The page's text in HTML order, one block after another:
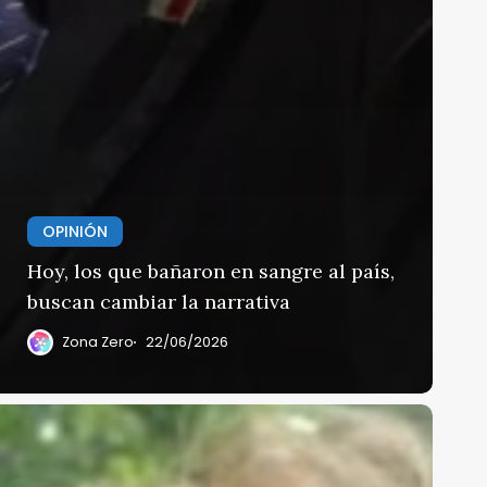
OPINIÓN
Hoy, los que bañaron en sangre al país,
buscan cambiar la narrativa
Zona Zero 22/06/2026